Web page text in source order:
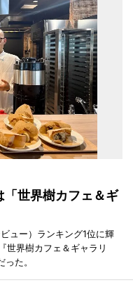
「世界樹カフェ＆ギ
ュー）ランキング1位に輝
世界樹カフェ＆ギャラリ
た。